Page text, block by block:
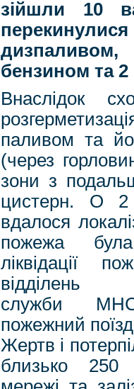
зійшли 10
бензином та 2
Внаслідок
паливом та
(через
зони з
цистерн. О
вдалося
пожежа
ліквідації
відділень
служби
пожежний
Жертв і
близько 250